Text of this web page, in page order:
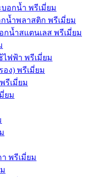
อกน้ำ พรีเมี่ยม
น้ำพลาสติก พรีเมี่ยม
กน้ำสแตนเลส พรีเมี่ยม
ไฟฟ้า พรีเมี่ยม
อง) พรีเมี่ยม
พรีเมี่ยม
ยม
พรีเมี่ยม